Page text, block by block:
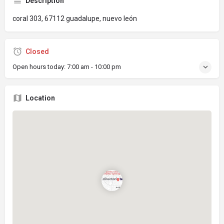
coral 303, 67112 guadalupe, nuevo león
Closed
Open hours today: 7:00 am - 10:00 pm
Location